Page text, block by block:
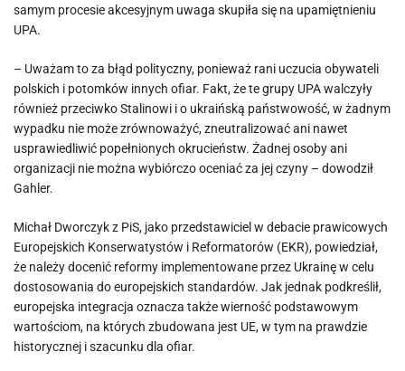
samym procesie akcesyjnym uwaga skupiła się na upamiętnieniu
UPA.
– Uważam to za błąd polityczny, ponieważ rani uczucia obywateli
polskich i potomków innych ofiar. Fakt, że te grupy UPA walczyły
również przeciwko Stalinowi i o ukraińską państwowość, w żadnym
wypadku nie może zrównoważyć, zneutralizować ani nawet
usprawiedliwić popełnionych okrucieństw. Żadnej osoby ani
organizacji nie można wybiórczo oceniać za jej czyny – dowodził
Gahler.
Michał Dworczyk z PiS, jako przedstawiciel w debacie prawicowych
Europejskich Konserwatystów i Reformatorów (EKR), powiedział,
że należy docenić reformy implementowane przez Ukrainę w celu
dostosowania do europejskich standardów. Jak jednak podkreślił,
europejska integracja oznacza także wierność podstawowym
wartościom, na których zbudowana jest UE, w tym na prawdzie
historycznej i szacunku dla ofiar.